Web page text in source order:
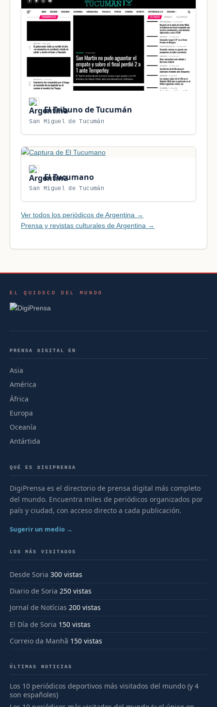
El Tribuno de Tucumán
San Miguel de Tucumán
El Tucumano
San Miguel de Tucumán
Ver todos los periódicos de Argentina →
Prensa y revistas culturales de Argentina →
EL QUIOSCO DEL MUNDO
PRENSA DIGITAL EN
Asia
América
África
Europa
Oceanía
Antártida
QUÉ ES DIGIPRENSA
DigiPrensa es el directorio de prensa digital más completo
del mundo. Encuentra miles de periódicos organizados por
país y ciudad, con acceso directo a cada publicación.
Sugerir un medio →
LOS MÁS VISITADOS
Desde Soria 300 vistas
Diario de Soria 250 vistas
Jornal de Notícias 200 vistas
El Día de Soria 150 vistas
Correio da Manhã 150 vistas
ÚLTIMAS NOTICIAS
Los 10 periódicos deportivos más visitados del mundo (y 4
son españoles)